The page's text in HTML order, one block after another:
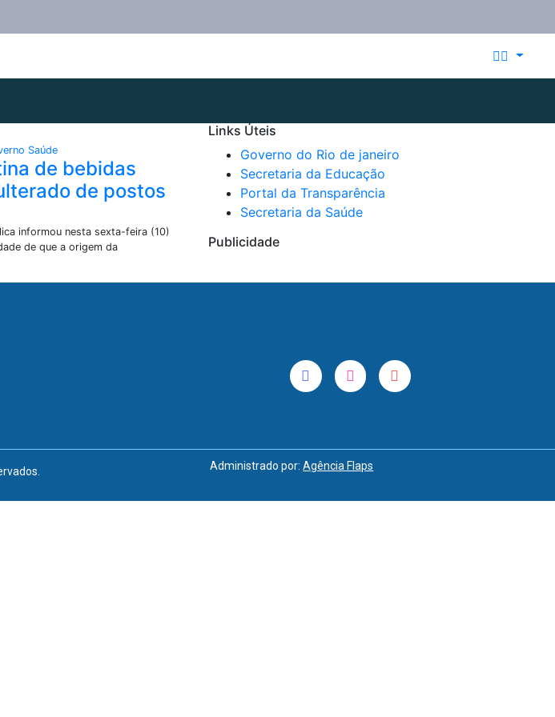
Saúde
de bebidas
de postos
informou nesta sexta-feira (10)
de que a origem da
Links Úteis
Governo do Rio de janeiro​
Secretaria da Educação​
Portal da Transparência
Secretaria da Saúde
Publicidade
Administrado por:Agência Flaps